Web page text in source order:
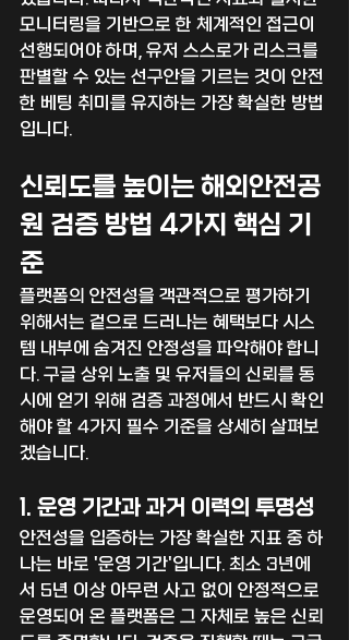
모니터링을 기반으로 한 체계적인 접근이
선행되어야 하며, 유저 스스로가 리스크를
판별할 수 있는 선구안을 기르는 것이 안전
한 베팅 취미를 유지하는 가장 확실한 방법
입니다.
신뢰도를 높이는 해외안전공
원 검증 방법 4가지 핵심 기
준
플랫폼의 안전성을 객관적으로 평가하기
위해서는 겉으로 드러나는 혜택보다 시스
템 내부에 숨겨진 안정성을 파악해야 합니
다. 구글 상위 노출 및 유저들의 신뢰를 동
시에 얻기 위해 검증 과정에서 반드시 확인
해야 할 4가지 필수 기준을 상세히 살펴보
겠습니다.
1. 운영 기간과 과거 이력의 투명성
안전성을 입증하는 가장 확실한 지표 중 하
나는 바로 '운영 기간'입니다. 최소 3년에
서 5년 이상 아무런 사고 없이 안정적으로
운영되어 온 플랫폼은 그 자체로 높은 신뢰